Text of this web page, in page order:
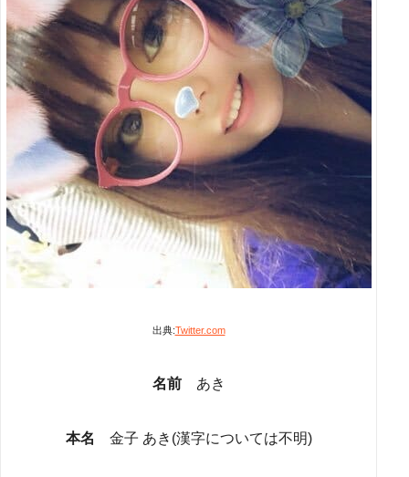
出典:Twitter.com
名前 あき
本名 金子 あき(漢字については不明)